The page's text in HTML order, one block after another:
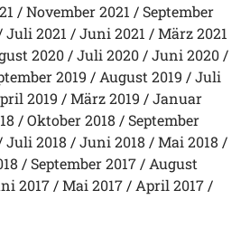
November 2021
September
Juli 2021 Juni 2021
März 2021
2020 Juli 2020
Juni 2020
2019 August 2019
Juli
2019 März 2019
Januar
Oktober 2018
September
Juli 2018 Juni 2018
Mai 2018
September 2017
August
2017 Mai 2017
April 2017